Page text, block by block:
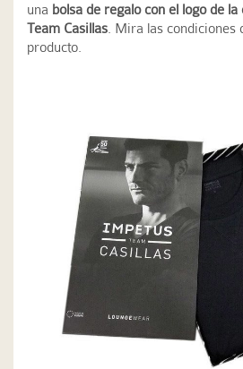
una bolsa de regalo con el logo de
Team Casillas. Mira las condiciones
producto.